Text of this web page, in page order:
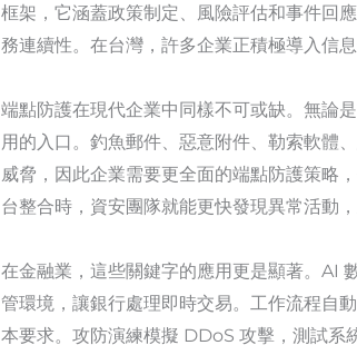
框架，它涵蓋政策制定、風險評估和事件回
務連續性。在台灣，許多企業正積極導入信
端點防護在現代企業中同樣不可或缺。無論
用的入口。釣魚郵件、惡意附件、勒索軟體
威脅，因此企業需要更全面的端點防護策略
台整合時，資安團隊就能更快發現異常活動
在金融業，這些關鍵字的應用更是顯著。AI
管環境，讓銀行處理即時交易。工作流程自
本要求。攻防演練模擬 DDoS 攻擊，測試系